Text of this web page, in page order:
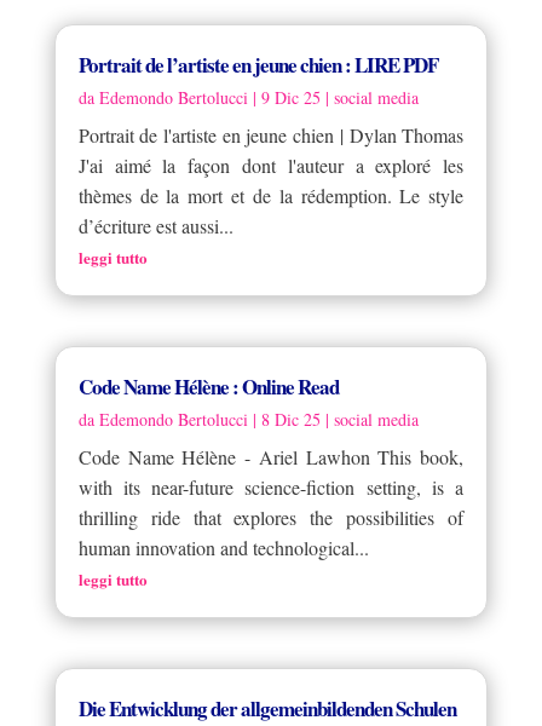
Portrait de l’artiste en jeune chien : LIRE PDF
da Edemondo Bertolucci| 9 Dic 25 | social media
Portrait de l'artiste en jeune chien | Dylan Thomas
J'ai aimé la façon dont l'auteur a exploré les
thèmes de la mort et de la rédemption. Le style
d’écriture est aussi...
leggi tutto
Code Name Hélène : Online Read
da Edemondo Bertolucci| 8 Dic 25 | social media
Code Name Hélène - Ariel Lawhon This book,
with its near-future science-fiction setting, is a
thrilling ride that explores the possibilities of
human innovation and technological...
leggi tutto
Die Entwicklung der allgemeinbildenden Schulen